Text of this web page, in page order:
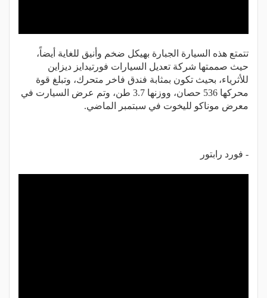
تتمتع هذه السيارة الجبارة بهيكل ضخم وأنيق للغاية أيضاً،
حيث صممتها شركة تعديل السيارات فورتيدايز ديزاين
للأثرياء، بحيث تكون بمثابة فندق فاخر متحرك، وتبلغ قوة
محركها 536 حصان، ووزنها 3.7 طن، وتم عرض السيارت في
معرض موناكو لليخوت في سبتمبر الماضي.
- فورد رابتور